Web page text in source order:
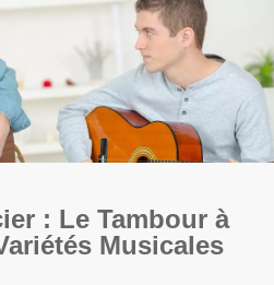
: Le Tambour à
Musicales